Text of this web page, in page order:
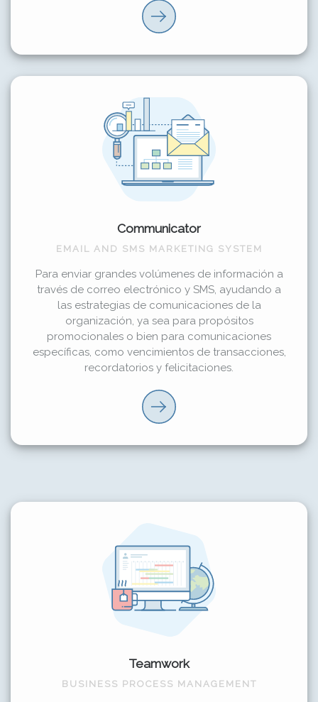
Communicator
EMAIL AND SMS MARKETING SYSTEM
Para enviar grandes volúmenes de información a
través de correo electrónico y SMS, ayudando a
las estrategias de comunicaciones de la
organización, ya sea para propósitos
promocionales o bien para comunicaciones
específicas, como vencimientos de transacciones,
recordatorios y felicitaciones.
Teamwork
BUSINESS PROCESS MANAGEMENT